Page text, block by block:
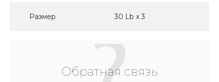
Размер 30 Lb x 3
Обратная связь